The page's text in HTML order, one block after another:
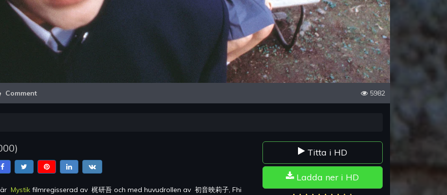
Comment 5982
)
Mystik filmregisserad av 梶研吾 och med huvudrollen av 初音映莉子, Fhi
Titta i HD
Ladda ner i HD